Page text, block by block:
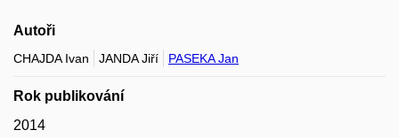
Autoři
CHAJDA Ivan JANDA Jiří PASEKA Jan
Rok publikování
2014